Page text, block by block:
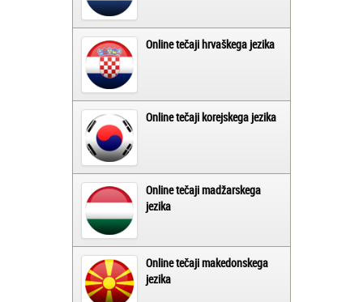
Online tečaji hrvaškega jezika
Online tečaji korejskega jezika
Online tečaji madžarskega
jezika
Online tečaji makedonskega
jezika